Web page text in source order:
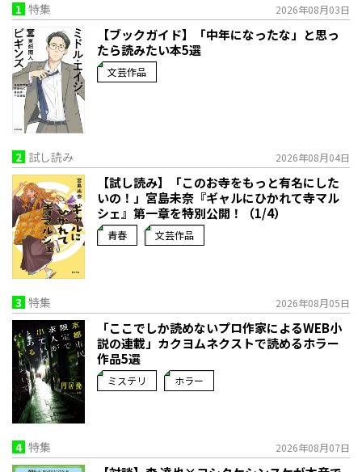
1 特集 2026年08月03日
【ブックガイド】「中年になったな」と思っ
たら読みたい本5選
文芸作品
2 試し読み 2026年08月04日
【試し読み】「このお寺をもっと有名にした
いの！」宮島未奈『ギャルにひかれて寺マル
シェ』第一章を特別公開！（1/4）
青春 文芸作品
3 特集 2026年08月05日
「ここでしか読めないプロ作家によるWEB小
説の連載」――カクヨムネクストで読めるホラー
作品5選
ミステリ ホラー
4 特集 2026年08月07日